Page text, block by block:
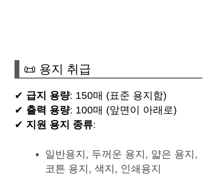
📜 용지 취급
✔ 급지 용량: 150매 (표준 용지함)
✔ 출력 용량: 100매 (앞면이 아래로)
✔ 지원 용지 종류:
일반용지, 두꺼운 용지, 얇은 용지,
코튼 용지, 색지, 인쇄용지